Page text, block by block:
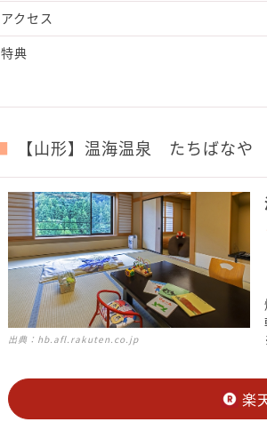
アクセス
特典
【山形】温海温泉 たちばなや
出典： hb.afl.rakuten.co.jp
楽